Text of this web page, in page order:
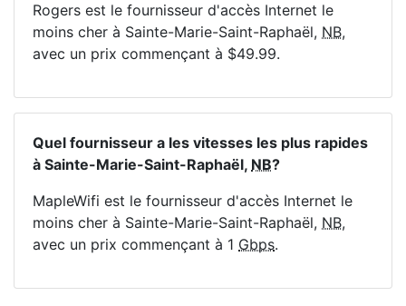
Rogers est le fournisseur d'accès Internet le
moins cher à Sainte-Marie-Saint-Raphaël, NB,
avec un prix commençant à $49.99.
Quel fournisseur a les vitesses les plus rapides
à Sainte-Marie-Saint-Raphaël, NB?
MapleWifi est le fournisseur d'accès Internet le
moins cher à Sainte-Marie-Saint-Raphaël, NB,
avec un prix commençant à 1 Gbps.